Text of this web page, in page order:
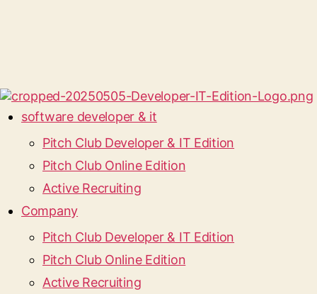
software developer & it
Pitch Club Developer & IT Edition
Pitch Club Online Edition
Active Recruiting
Company
Pitch Club Developer & IT Edition
Pitch Club Online Edition
Active Recruiting